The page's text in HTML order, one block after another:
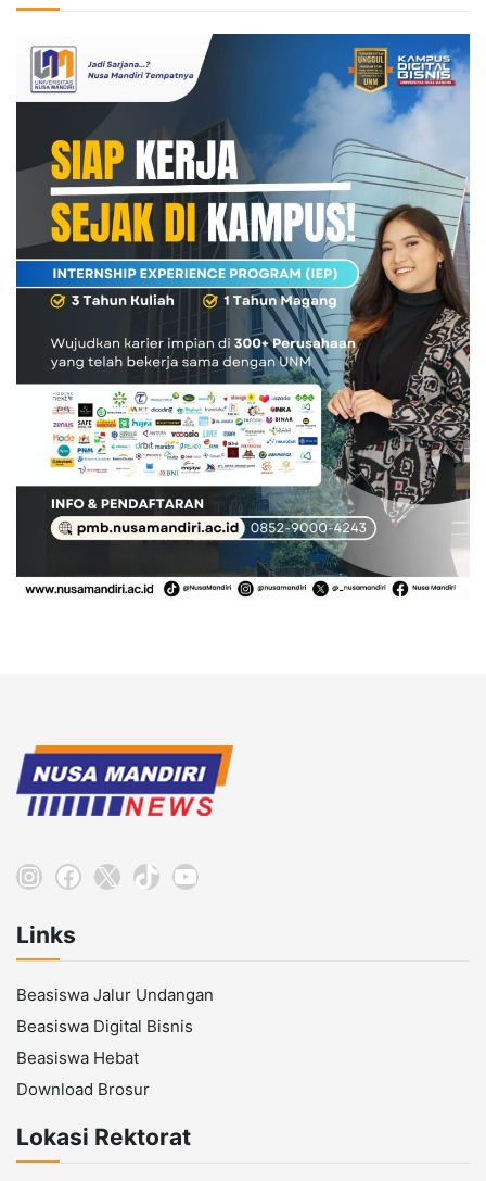
Instagram
Facebook
X TikTokYouTube
Links
Beasiswa Jalur Undangan
Beasiswa Digital Bisnis
Beasiswa Hebat
Download Brosur
Lokasi Rektorat